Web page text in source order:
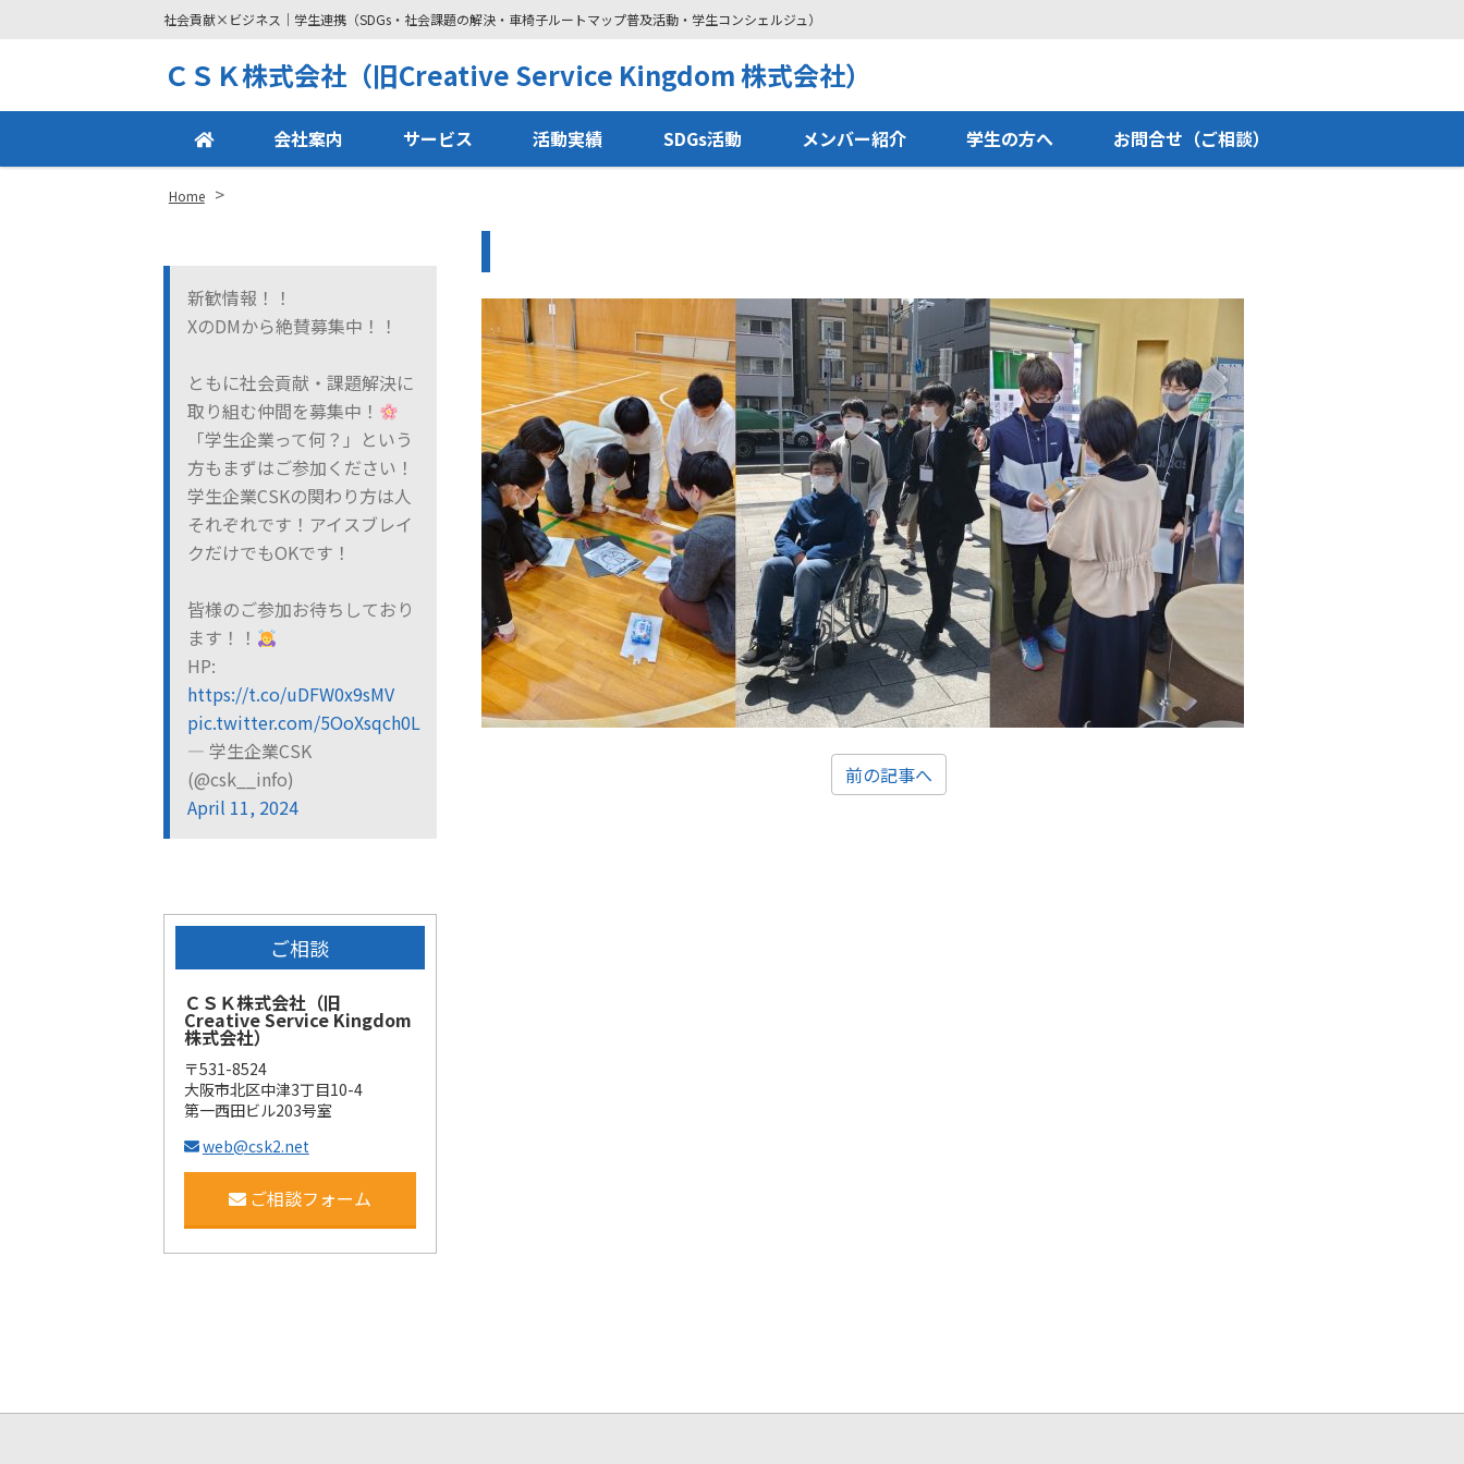
社会貢献×ビジネス｜学生連携（SDGs・社会課題の解決・車椅子ルートマップ普及活動・学生コンシェルジュ）
ＣＳＫ株式会社（旧Creative Service Kingdom 株式会社）
会社案内 サービス 活動実績 SDGs活動 メンバー紹介 学生の方へ お問合せ（ご相談）
Home >
前の記事へ
新歓情報！！
XのDMから絶賛募集中！！
ともに社会貢献・課題解決に
取り組む仲間を募集中！
「学生企業って何？」という
方もまずはご参加ください！
学生企業CSKの関わり方は人
それぞれです！アイスブレイ
クだけでもOKです！
皆様のご参加お待ちしており
ます！！
HP:
https://t.co/uDFW0x9sMV
pic.twitter.com/5OoXsqch0L
— 学生企業CSK
(@csk__info)
April 11, 2024
ご相談
ＣＳＫ株式会社（旧
Creative Service Kingdom
株式会社）
〒531-8524
大阪市北区中津3丁目10-4
第一西田ビル203号室
web@csk2.net
ご相談フォーム
Footer